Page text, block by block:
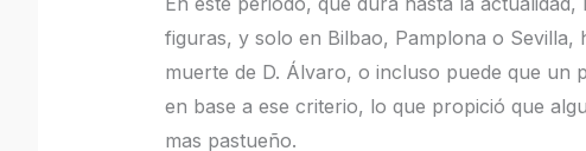
figuras, y solo en Bilbao, Pamplona o Sevilla,
muerte de D. Álvaro, o incluso puede que un
en base a ese criterio, lo que propició que
mas pastueño.